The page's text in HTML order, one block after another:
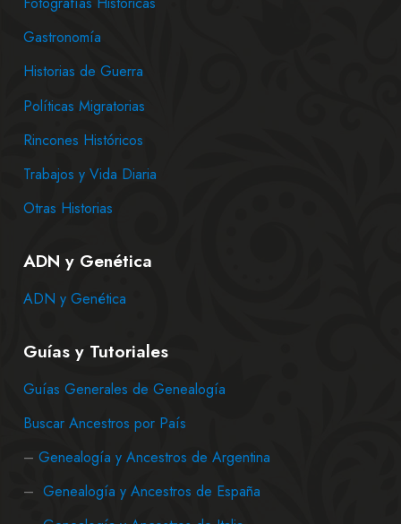
Gastronomía
Historias de Guerra
Políticas Migratorias
Rincones Históricos
Trabajos y Vida Diaria
Otras Historias
ADN y Genética
ADN y Genética
Guías y Tutoriales
Guías Generales de Genealogía
Buscar Ancestros por País
– Genealogía y Ancestros de Argentina
– Genealogía y Ancestros de España